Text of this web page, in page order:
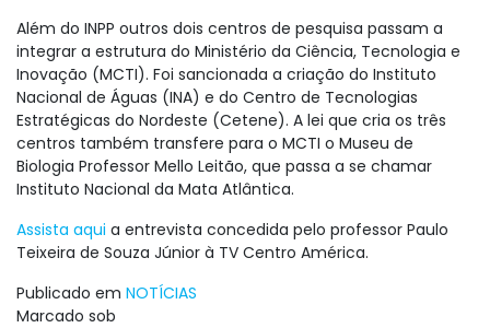
Além do INPP outros dois centros de pesquisa passam a
integrar a estrutura do Ministério da Ciência, Tecnologia e
Inovação (MCTI). Foi sancionada a criação do Instituto
Nacional de Águas (INA) e do Centro de Tecnologias
Estratégicas do Nordeste (Cetene). A lei que cria os três
centros também transfere para o MCTI o Museu de
Biologia Professor Mello Leitão, que passa a se chamar
Instituto Nacional da Mata Atlântica.
Assista aqui a entrevista concedida pelo professor Paulo
Teixeira de Souza Júnior à TV Centro América.
Publicado em NOTÍCIAS
Marcado sob